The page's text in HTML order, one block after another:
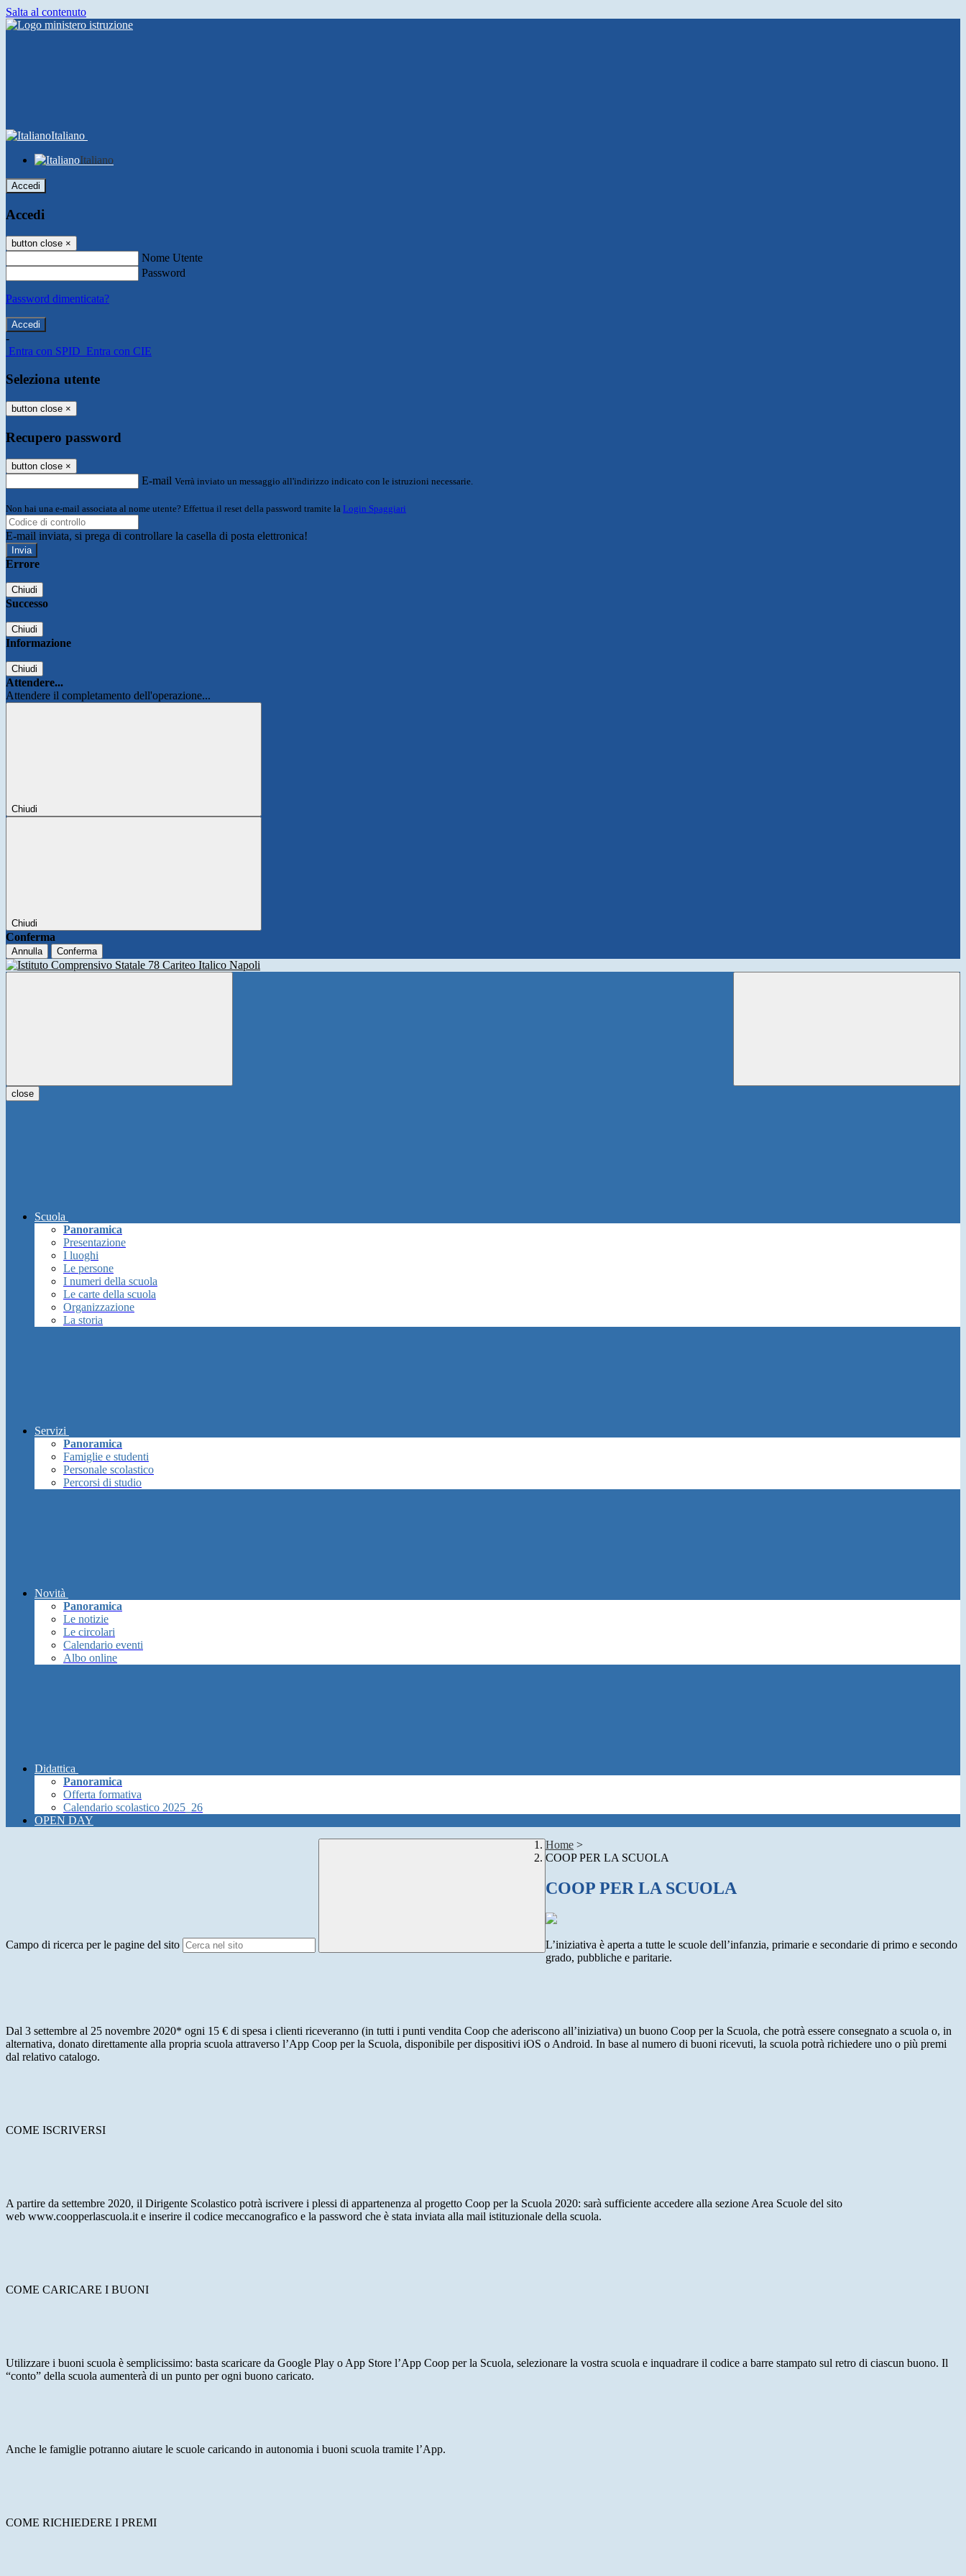
Salta al contenuto
Italiano
Italiano
Accedi
Accedi
button close ×
Nome Utente
Password
Password dimenticata?
-
Entra con SPID Entra con CIE
Seleziona utente
button close ×
Recupero password
button close ×
E-mail Verrà inviato un messaggio all'indirizzo indicato con le istruzioni necessarie.
Non hai una e-mail associata al nome utente? Effettua il reset della password tramite la Login Spaggiari
E-mail inviata, si prega di controllare la casella di posta elettronica!
Errore
Chiudi
Successo
Chiudi
Informazione
Chiudi
Attendere...
Attendere il completamento dell'operazione...
Chiudi
Chiudi
Conferma
Annulla Conferma
close
Scuola
Panoramica
Presentazione
I luoghi
Le persone
I numeri della scuola
Le carte della scuola
Organizzazione
La storia
Servizi
Panoramica
Famiglie e studenti
Personale scolastico
Percorsi di studio
Novità
Panoramica
Le notizie
Le circolari
Calendario eventi
Albo online
Didattica
Panoramica
Offerta formativa
Calendario scolastico 2025_26
OPEN DAY
Campo di ricerca per le pagine del sito
Home >
COOP PER LA SCUOLA
COOP PER LA SCUOLA
L’iniziativa è aperta a tutte le scuole dell’infanzia, primarie e secondarie di primo e secondo
grado, pubbliche e paritarie.
Dal 3 settembre al 25 novembre 2020* ogni 15 € di spesa i clienti riceveranno (in tutti i punti vendita Coop che aderiscono all’iniziativa) un buono Coop per la Scuola, che potrà essere consegnato a scuola o, in
alternativa, donato direttamente alla propria scuola attraverso l’App Coop per la Scuola, disponibile per dispositivi iOS o Android. In base al numero di buoni ricevuti, la scuola potrà richiedere uno o più premi
dal relativo catalogo.
COME ISCRIVERSI
A partire da settembre 2020, il Dirigente Scolastico potrà iscrivere i plessi di appartenenza al progetto Coop per la Scuola 2020: sarà sufficiente accedere alla sezione Area Scuole del sito
web www.coopperlascuola.it e inserire il codice meccanografico e la password che è stata inviata alla mail istituzionale della scuola.
COME CARICARE I BUONI
Utilizzare i buoni scuola è semplicissimo: basta scaricare da Google Play o App Store l’App Coop per la Scuola, selezionare la vostra scuola e inquadrare il codice a barre stampato sul retro di ciascun buono. Il
“conto” della scuola aumenterà di un punto per ogni buono caricato.
Anche le famiglie potranno aiutare le scuole caricando in autonomia i buoni scuola tramite l’App.
COME RICHIEDERE I PREMI